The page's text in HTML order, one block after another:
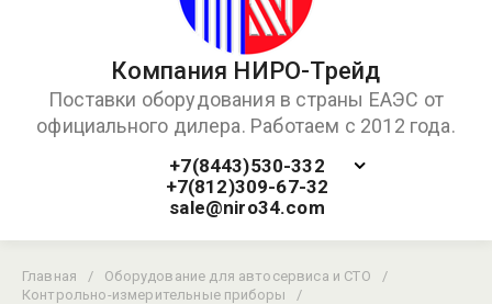
Компания НИРО-Трейд
Поставки оборудования в страны ЕАЭС от
официального дилера. Работаем с 2012 года.
+7(8443)530-332
+7(812)309-67-32
sale@niro34.com
Главная / Оборудование для автосервиса и СТО
/
Контрольно-измерительные приборы
/